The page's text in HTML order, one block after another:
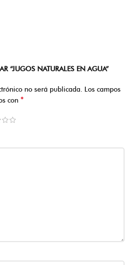
“JUGOS NATURALES EN AGUA”
no será publicada. Los campos
con *